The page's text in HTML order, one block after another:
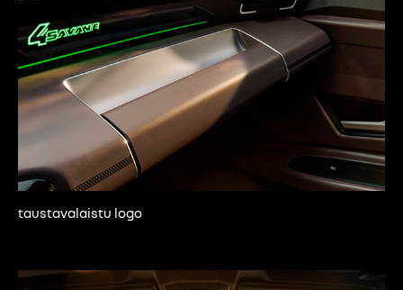
taustavalaistu logo